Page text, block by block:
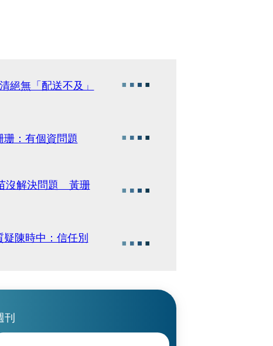
無「配送不及」
：有個資問題
沒解決問題 黃珊
陳時中：信任別
刊